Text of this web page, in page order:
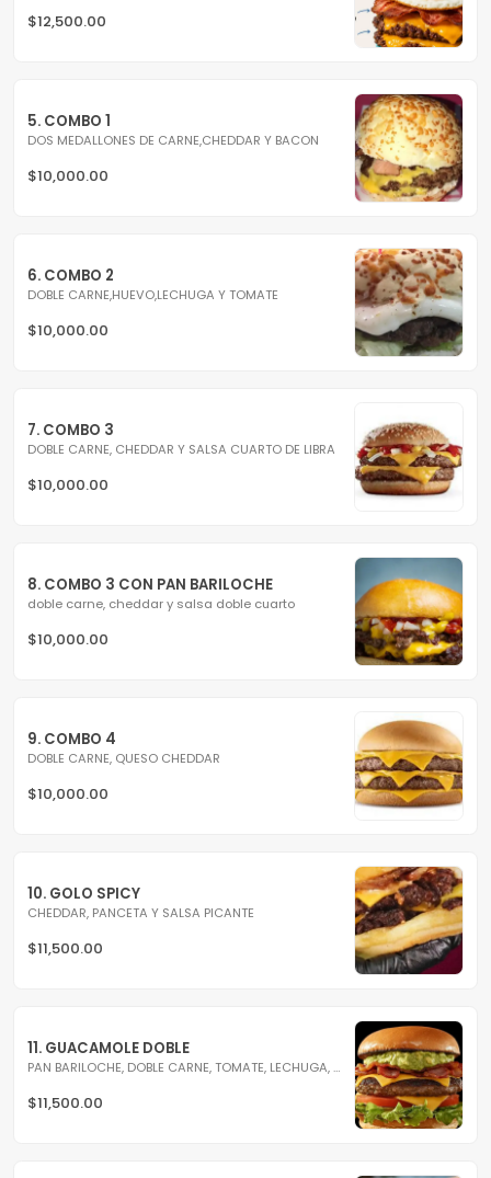
$12,500.00
5. COMBO 1
DOS MEDALLONES DE CARNE,CHEDDAR Y BACON
$10,000.00
6. COMBO 2
DOBLE CARNE,HUEVO,LECHUGA Y TOMATE
$10,000.00
7. COMBO 3
DOBLE CARNE, CHEDDAR Y SALSA CUARTO DE LIBRA
$10,000.00
8. COMBO 3 CON PAN BARILOCHE
doble carne, cheddar y salsa doble cuarto
$10,000.00
9. COMBO 4
DOBLE CARNE, QUESO CHEDDAR
$10,000.00
10. GOLO SPICY
CHEDDAR, PANCETA Y SALSA PICANTE
$11,500.00
11. GUACAMOLE DOBLE
PAN BARILOCHE, DOBLE CARNE, TOMATE, LECHUGA, CHEDDAR,...
$11,500.00